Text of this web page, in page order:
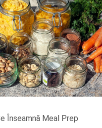
Înseamnă Meal Prep